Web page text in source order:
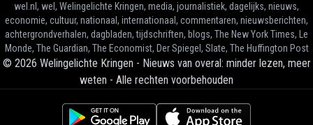
wel.nl, wel, Welingelichte Kringen, media, journalistiek, dagelijks, nieuws,
economie, cultuur, nationaal, internationaal, commentaren, nieuwsberichten,
achtergrondverhalen, dagbladen, tijdschriften, blogs, The New York Times, Le
Monde, The Guardian, The Economist, Der Spiegel, Slate, The Huffington Post
© 2026 Welingelichte Kringen - Nieuws van overal: minder lezen, meer
weten - Alle rechten voorbehouden